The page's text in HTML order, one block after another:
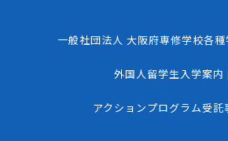
一般社団法人 大阪府専修学校各
外国人留学生入学案内
アクションプログラム受託